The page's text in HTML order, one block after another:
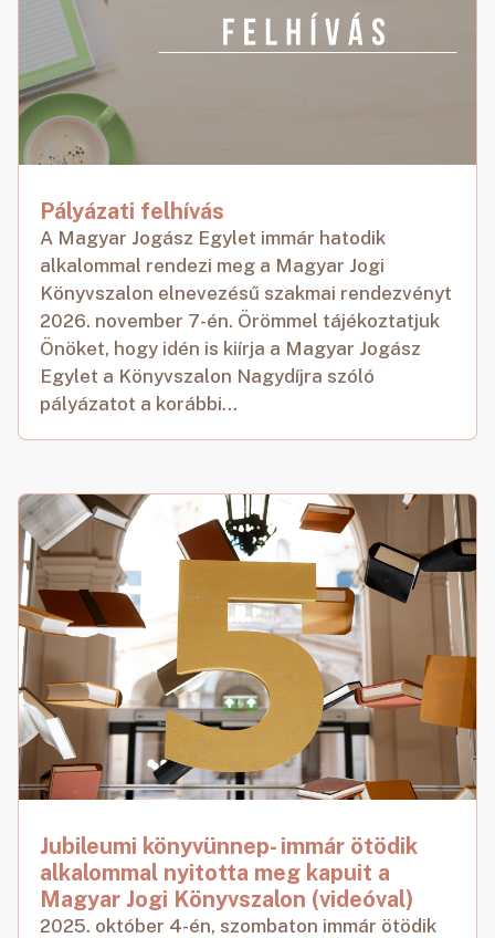
Pályázati felhívás
A Magyar Jogász Egylet immár hatodik
alkalommal rendezi meg a Magyar Jogi
Könyvszalon elnevezésű szakmai rendezvényt
2026. november 7-én. Örömmel tájékoztatjuk
Önöket, hogy idén is kiírja a Magyar Jogász
Egylet a Könyvszalon Nagydíjra szóló
pályázatot a korábbi...
Jubileumi könyvünnep- immár ötödik
alkalommal nyitotta meg kapuit a
Magyar Jogi Könyvszalon (videóval)
2025. október 4-én, szombaton immár ötödik